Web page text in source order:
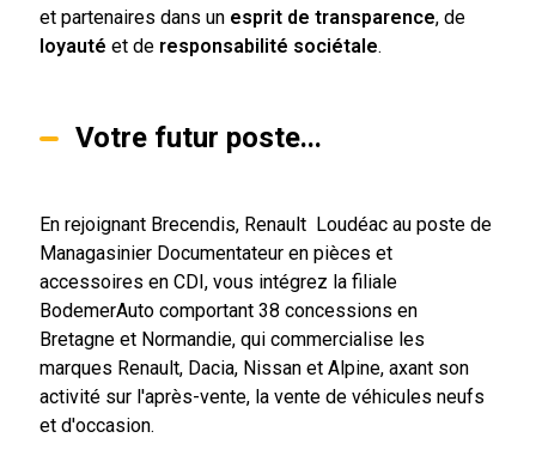
et partenaires dans unesprit de transparence, de
loyauté et de responsabilité sociétale.
Votre futur poste...
En rejoignant Brecendis, Renault Loudéac au poste de
Managasinier Documentateur en pièces et
accessoires en CDI, vous intégrez la filiale
BodemerAuto comportant 38 concessions en
Bretagne et Normandie, qui commercialise les
marques Renault, Dacia, Nissan et Alpine, axant son
activité sur l'après-vente, la vente de véhicules neufs
et d'occasion.